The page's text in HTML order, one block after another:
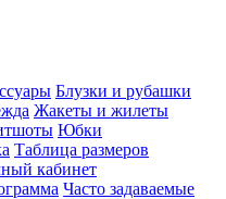
Блузки и рубашки
Жакеты и жилеты
Юбки
Таблица размеров
кабинет
Часто задаваемые